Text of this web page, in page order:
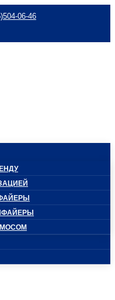
06-46